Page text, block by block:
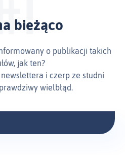
bieżąco
o publikacji takich
jak ten?
i czerp ze studni
wielbłąd.